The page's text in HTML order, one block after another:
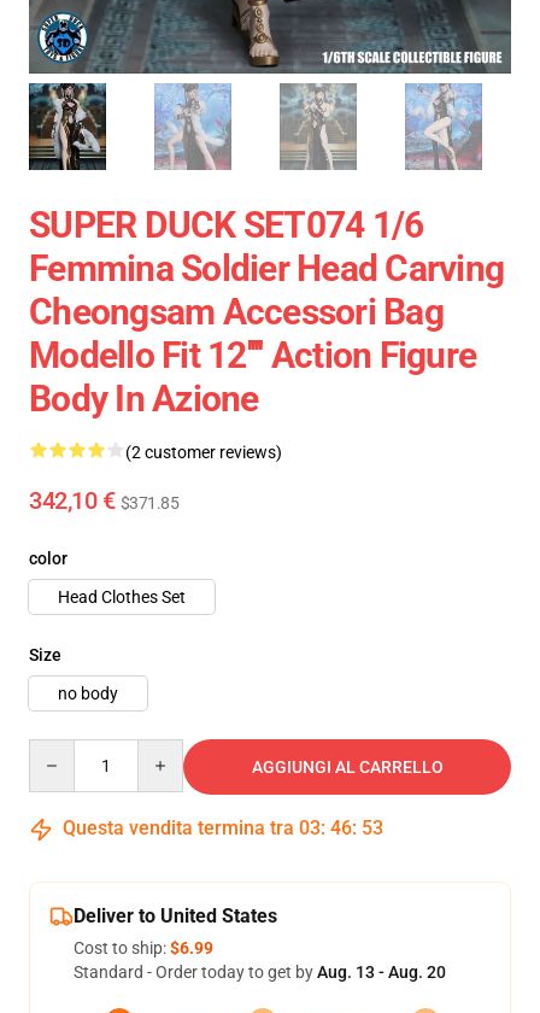
SUPER DUCK SET074 1/6
Femmina Soldier Head Carving
Cheongsam Accessori Bag
Modello Fit 12'''' Action Figure
Body In Azione
(2 customer reviews)
342,10 € $371.85
color
Head Clothes Set
Size
no body
AGGIUNGI AL CARRELLO
Questa vendita termina tra 03: 46: 51
Deliver to United States
Cost to ship:$6.99
Standard - Order today to get byAug. 13 - Aug. 20